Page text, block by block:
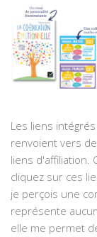
Les liens
renvoient vers
liens d'affiliation.
cliquez sur ces
je perçois une
représente
elle me permet